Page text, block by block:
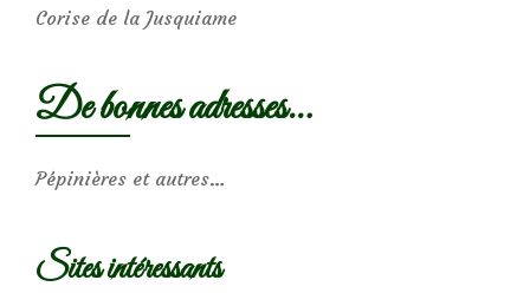
Corise de la Jusquiame
De bonnes adresses…
Pépinières et autres…
Sites intéressants